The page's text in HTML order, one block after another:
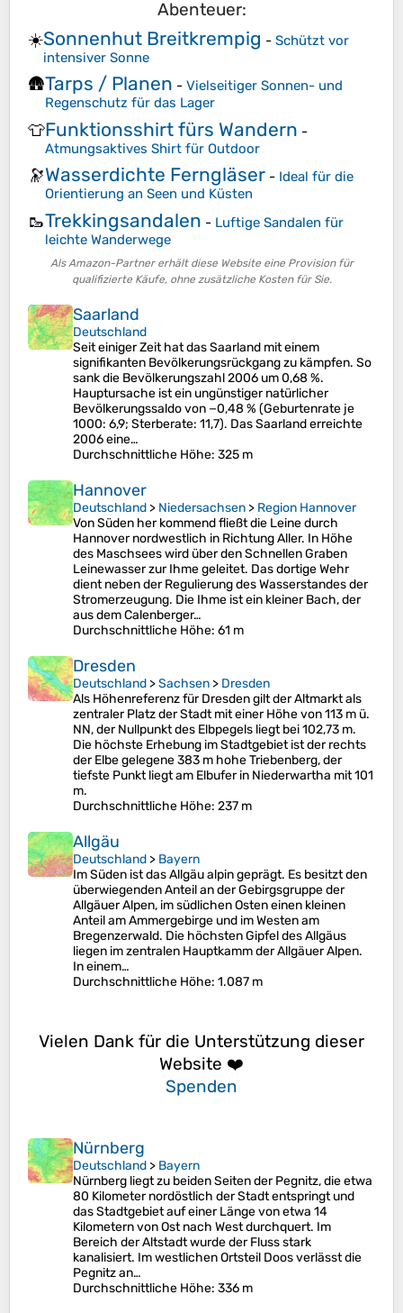
Abenteuer:
☀️Sonnenhut Breitkrempig - Schützt vor
intensiver Sonne
🛖Tarps / Planen - Vielseitiger Sonnen- und
Regenschutz für das Lager
👕Funktionsshirt fürs Wandern -
Atmungsaktives Shirt für Outdoor
🔭Wasserdichte Ferngläser - Ideal für die
Orientierung an Seen und Küsten
🥾Trekkingsandalen - Luftige Sandalen für
leichte Wanderwege
Als Amazon-Partner erhält diese Website eine Provision für
qualifizierte Käufe, ohne zusätzliche Kosten für Sie.
Saarland
Deutschland
Seit einiger Zeit hat das Saarland mit einem
signifikanten Bevölkerungsrückgang zu kämpfen. So
sank die Bevölkerungszahl 2006 um 0,68 %.
Hauptursache ist ein ungünstiger natürlicher
Bevölkerungssaldo von −0,48 % (Geburtenrate je
1000: 6,9; Sterberate: 11,7). Das Saarland erreichte
2006 eine…
Durchschnittliche Höhe: 325 m
Hannover
Deutschland > Niedersachsen > Region Hannover
Von Süden her kommend fließt die Leine durch
Hannover nordwestlich in Richtung Aller. In Höhe
des Maschsees wird über den Schnellen Graben
Leinewasser zur Ihme geleitet. Das dortige Wehr
dient neben der Regulierung des Wasserstandes der
Stromerzeugung. Die Ihme ist ein kleiner Bach, der
aus dem Calenberger…
Durchschnittliche Höhe: 61 m
Dresden
Deutschland >Sachsen > Dresden
Als Höhenreferenz für Dresden gilt der Altmarkt als
zentraler Platz der Stadt mit einer Höhe von 113 m ü.
NN, der Nullpunkt des Elbpegels liegt bei 102,73 m.
Die höchste Erhebung im Stadtgebiet ist der rechts
der Elbe gelegene 383 m hohe Triebenberg, der
tiefste Punkt liegt am Elbufer in Niederwartha mit 101
m.
Durchschnittliche Höhe: 237 m
Allgäu
Deutschland > Bayern
Im Süden ist das Allgäu alpin geprägt. Es besitzt den
überwiegenden Anteil an der Gebirgsgruppe der
Allgäuer Alpen, im südlichen Osten einen kleinen
Anteil am Ammergebirge und im Westen am
Bregenzerwald. Die höchsten Gipfel des Allgäus
liegen im zentralen Hauptkamm der Allgäuer Alpen.
In einem…
Durchschnittliche Höhe: 1.087 m
Vielen Dank für die Unterstützung dieser
Website ❤️
Spenden
Nürnberg
Deutschland > Bayern
Nürnberg liegt zu beiden Seiten der Pegnitz, die etwa
80 Kilometer nordöstlich der Stadt entspringt und
das Stadtgebiet auf einer Länge von etwa 14
Kilometern von Ost nach West durchquert. Im
Bereich der Altstadt wurde der Fluss stark
kanalisiert. Im westlichen Ortsteil Doos verlässt die
Pegnitz an…
Durchschnittliche Höhe: 336 m